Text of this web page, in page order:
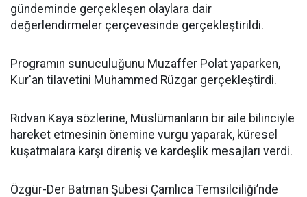
gündeminde gerçekleşen olaylara dair
değerlendirmeler çerçevesinde gerçekleştirildi.
Programın sunuculuğunu Muzaffer Polat yaparken,
Kur'an tilavetini Muhammed Rüzgar gerçekleştirdi.
Rıdvan Kaya sözlerine, Müslümanların bir aile bilinciyle
hareket etmesinin önemine vurgu yaparak, küresel
kuşatmalara karşı direniş ve kardeşlik mesajları verdi.
Özgür-Der Batman Şubesi Çamlıca Temsilciliği’nde